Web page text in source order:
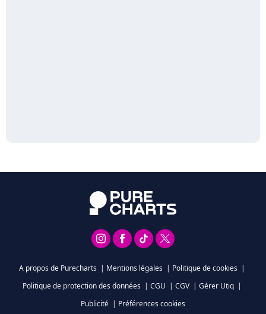
A propos de Purecharts | Mentions légales | Politique de cookies |
Politique de protection des données | CGU | CGV | Gérer Utiq |
Publicité | Préférences cookies